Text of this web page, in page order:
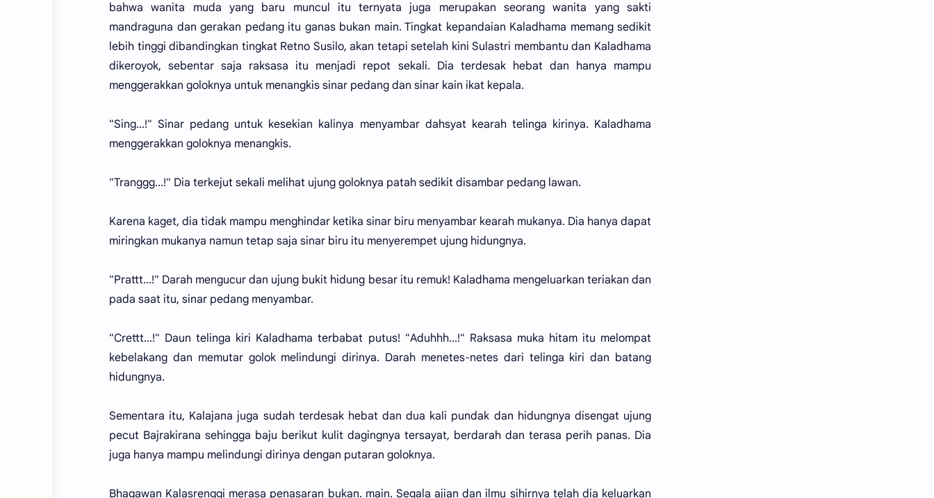
bahwa wanita muda yang baru muncul itu ternyata juga merupakan seorang wanita yang sakti
mandraguna dan gerakan pedang itu ganas bukan main. Tingkat kepandaian Kaladhama memang sedikit
lebih tinggi dibandingkan tingkat Retno Susilo, akan tetapi setelah kini Sulastri membantu dan Kaladhama
dikeroyok, sebentar saja raksasa itu menjadi repot sekali. Dia terdesak hebat dan hanya mampu
menggerakkan goloknya untuk menangkis sinar pedang dan sinar kain ikat kepala.
"Sing...!" Sinar pedang untuk kesekian kalinya menyambar dahsyat kearah telinga kirinya. Kaladhama
menggerakkan goloknya menangkis.
"Tranggg...!" Dia terkejut sekali melihat ujung goloknya patah sedikit disambar pedang lawan.
Karena kaget, dia tidak mampu menghindar ketika sinar biru menyambar kearah mukanya. Dia hanya dapat
miringkan mukanya namun tetap saja sinar biru itu menyerempet ujung hidungnya.
"Prattt...!" Darah mengucur dan ujung bukit hidung besar itu remuk! Kaladhama mengeluarkan teriakan dan
pada saat itu, sinar pedang menyambar.
"Crettt...!" Daun telinga kiri Kaladhama terbabat putus! "Aduhhh...!" Raksasa muka hitam itu melompat
kebelakang dan memutar golok melindungi dirinya. Darah menetes-netes dari telinga kiri dan batang
hidungnya.
Sementara itu, Kalajana juga sudah terdesak hebat dan dua kali pundak dan hidungnya disengat ujung
pecut Bajrakirana sehingga baju berikut kulit dagingnya tersayat, berdarah dan terasa perih panas. Dia
juga hanya mampu melindungi dirinya dengan putaran goloknya.
Bhagawan Kalasrenggi merasa penasaran bukan. main. Segala ajian dan ilmu sihirnya telah dia keluarkan